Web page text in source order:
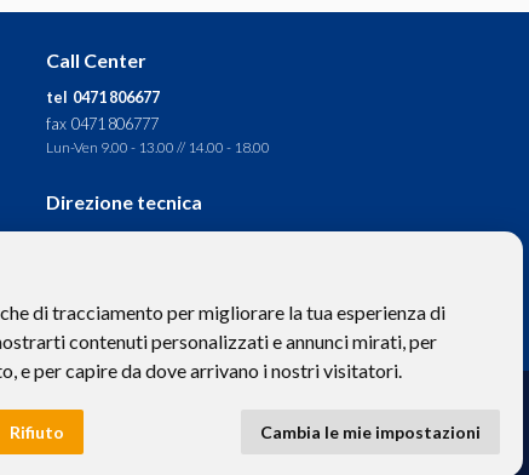
di tracciamento per migliorare la tua esperienza di
contenuti personalizzati e annunci mirati, per
e per capire da dove arrivano i nostri visitatori.
Rifiuto Cambia le mie impostazioni
Call Center
tel 0471 806677
fax 0471 806777
Lun-Ven 9.00 - 13.00 // 14.00 - 18.00
Direzione tecnica
P.IVA: 01652670215
| ignastoursrl@mail-certificata.org